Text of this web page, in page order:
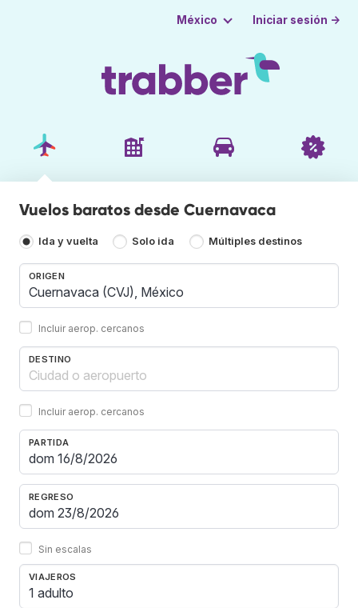
México Iniciar sesión →
Vuelos baratos desde Cuernavaca
Ida y vuelta Solo ida Múltiples destinos
ORIGEN
Incluir aerop. cercanos
DESTINO
Incluir aerop. cercanos
PARTIDA
REGRESO
Sin escalas
VIAJEROS
1 adulto